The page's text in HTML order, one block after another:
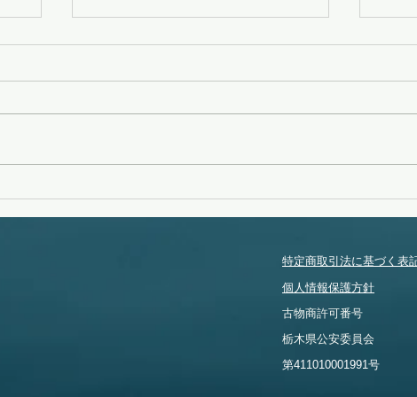
特定商取引法に基づく表
個人情報保護方針
​古物商許可番号
​栃木県公安委員会
​第411010001991号